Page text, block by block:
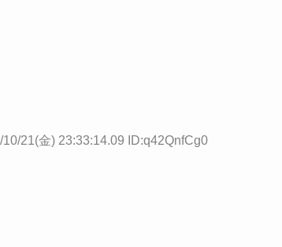
10/21(金) 23:33:14.09 ID:q42QnfCg0